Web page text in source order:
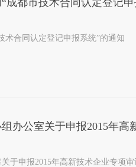
术合同认定登记申报系统”的通知
办公室关于申报2015年
于申报2015年高新技术企业专项